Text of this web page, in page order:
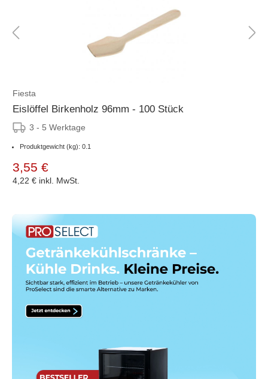
Fiesta
Eislöffel Birkenholz 96mm - 100 Stück
3 - 5 Werktage
Produktgewicht (kg): 0.1
3,55 €
4,22 € inkl. MwSt.